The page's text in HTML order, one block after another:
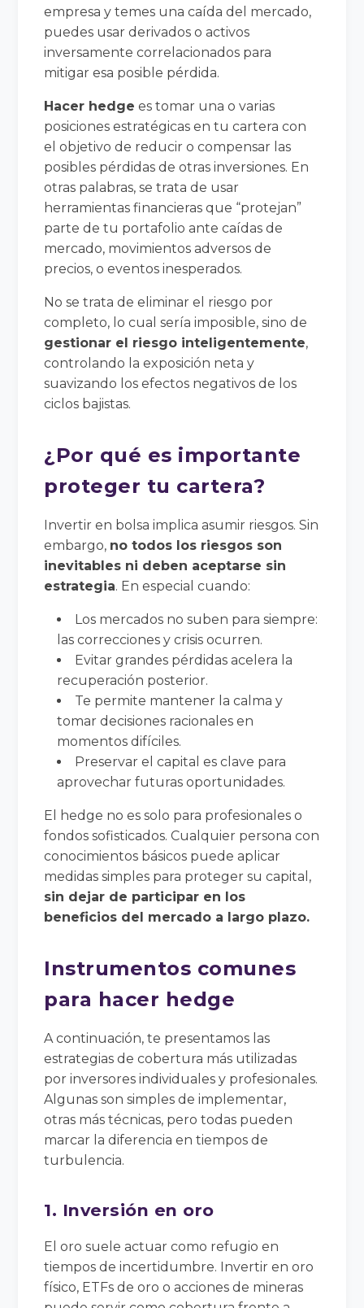
empresa y temes una caída del mercado,
puedes usar derivados o activos
inversamente correlacionados para
mitigar esa posible pérdida.
Hacer hedge es tomar una o varias
posiciones estratégicas en tu cartera con
el objetivo de reducir o compensar las
posibles pérdidas de otras inversiones. En
otras palabras, se trata de usar
herramientas financieras que “protejan”
parte de tu portafolio ante caídas de
mercado, movimientos adversos de
precios, o eventos inesperados.
No se trata de eliminar el riesgo por
completo, lo cual sería imposible, sino de
gestionar el riesgo inteligentemente,
controlando la exposición neta y
suavizando los efectos negativos de los
ciclos bajistas.
¿Por qué es importante
proteger tu cartera?
Invertir en bolsa implica asumir riesgos. Sin
embargo, no todos los riesgos son
inevitables ni deben aceptarse sin
estrategia. En especial cuando:
Los mercados no suben para siempre:
las correcciones y crisis ocurren.
Evitar grandes pérdidas acelera la
recuperación posterior.
Te permite mantener la calma y
tomar decisiones racionales en
momentos difíciles.
Preservar el capital es clave para
aprovechar futuras oportunidades.
El hedge no es solo para profesionales o
fondos sofisticados. Cualquier persona con
conocimientos básicos puede aplicar
medidas simples para proteger su capital,
sin dejar de participar en los
beneficios del mercado a largo plazo.
Instrumentos comunes
para hacer hedge
A continuación, te presentamos las
estrategias de cobertura más utilizadas
por inversores individuales y profesionales.
Algunas son simples de implementar,
otras más técnicas, pero todas pueden
marcar la diferencia en tiempos de
turbulencia.
1. Inversión en oro
El oro suele actuar como refugio en
tiempos de incertidumbre. Invertir en oro
físico, ETFs de oro o acciones de mineras